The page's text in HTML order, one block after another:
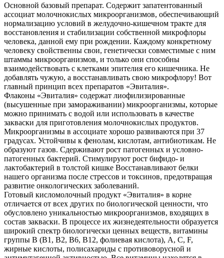
Основной базовый препарат. Содержит запатентованный
ассоциат молочнокислых микроорганизмов, обеспечивающий
нормализацию условий в желудочно-кишечном тракте для
восстановления и стабилизации собственной микрофлоры
человека, данной ему при рождении. Каждому конкретному
человеку свойственны свои, генетически совместимые с ним
штаммы микроорганизмов, и только они способны
взаимодействовать с клетками эпителия его кишечника. Не
добавлять чужую, а восстанавливать свою микрофлору! Вот
главный принцип всех препаратов «Эвиталия».
Флаконы «Эвиталия» содержат лиофилизированные
(высушенные при замораживании) микроорганизмы, которые
можно принимать с водой или использовать в качестве
закваски для приготовления молочнокислых продуктов.
Микроорганизмы в ассоциате хорошо развиваются при 37
градусах. Устойчивы к фенолам, кислотам, антибиотикам. Не
образуют газов. Сдерживают рост патогенных и условно-
патогенных бактерий. Стимулируют рост бифидо- и
лактобактерий в толстой кишке Восстанавливают белки
нашего организма после стрессов и токсинов, предотвращая
развитие онкологических заболеваний.
Готовый кисломолочный продукт «Эвиталия» в корне
отличается от всех других по биологической ценности, что
обусловлено уникальностью микроорганизмов, входящих в
состав закваски. В процессе их жизнедеятельности образуется
широкий спектр биологически ценных веществ, витамины
группы В (В1, В2, В6, В12, фолиевая кислота), А, С, F,
жирные кислоты, полисахариды с противоворусной и